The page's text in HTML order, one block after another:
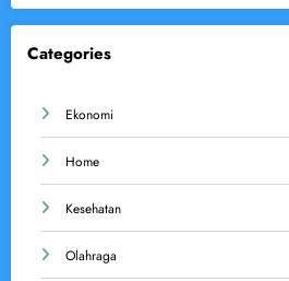
Categories
Ekonomi
Home
Kesehatan
Olahraga